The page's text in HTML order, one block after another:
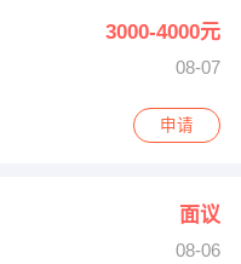
3000-4000元
08-07
申请
面议
08-06